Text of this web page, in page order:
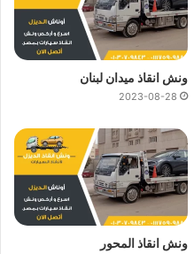
ونش انقاذ ميدان لبنان
2023-08-28
ونش انقاذ المحور